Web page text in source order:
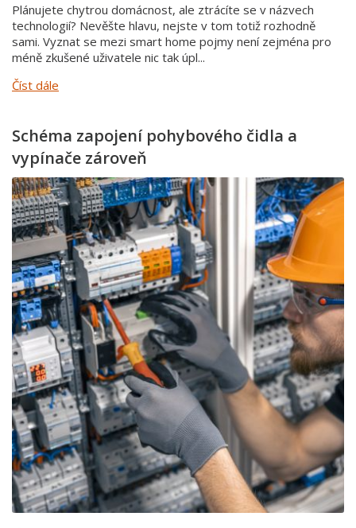
Plánujete chytrou domácnost, ale ztrácíte se v názvech
technologií? Nevěšte hlavu, nejste v tom totiž rozhodně
sami. Vyznat se mezi smart home pojmy není zejména pro
méně zkušené uživatele nic tak úpl...
Číst dále
Schéma zapojení pohybového čidla a
vypínače zároveň